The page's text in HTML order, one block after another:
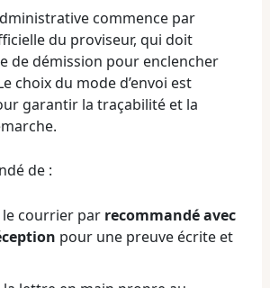
commence par
du proviseur, qui doit
de démission pour enclencher
choix du mode d’envoi est
garantir la traçabilité et la
de :
courrier par recommandé avec
pour une preuve écrite et